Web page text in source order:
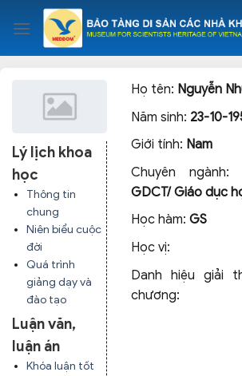
content
Lý lịch khoa
học
Thông tin
chung
Niên biểu cuộc
đời
Quá trình
giảng dạy và
đào tạo
Luận văn,
luận án
Khóa luận tốt
Họ tên: Nguyễn
Năm sinh: 23-10-
Giới tính: Nam
Chuyên ngành:
GDCT/ Giáo dục
Học hàm:GS
Học vị:
Danh hiệu giải
chương: